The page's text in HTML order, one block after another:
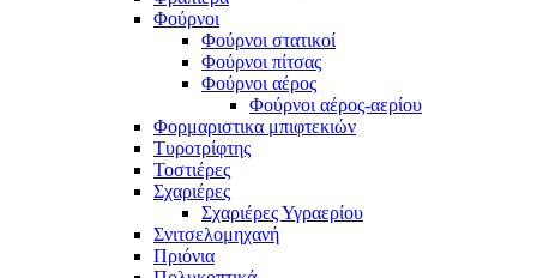
Φούρνοι
Φούρνοι στατικοί
Φούρνοι πίτσας
Φούρνοι αέρος
Φούρνοι αέρος-αερίου
Φορμαριστικα μπιφτεκιών
Τυροτρίφτης
Τοστιέρες
Σχαριέρες
Σχαριέρες Υγραερίου
Σνιτσελομηχανή
Πριόνια